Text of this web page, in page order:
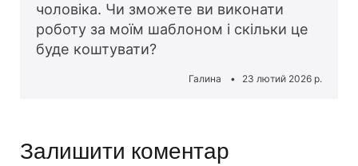
чоловіка. Чи зможете ви виконати
роботу за моїм шаблоном і скільки це
буде коштувати?
Галина 23 лютий 2026 р.
Залишити коментар